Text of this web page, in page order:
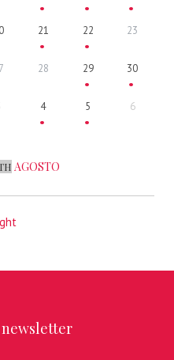
21 22 23
28 29 30
4 5 6
AGOSTO